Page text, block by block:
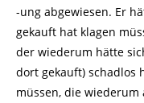
-ung abgewiesen. Er
gekauft hat klagen
der wiederum hätte
dort gekauft) schadlos
müssen, die wiederum